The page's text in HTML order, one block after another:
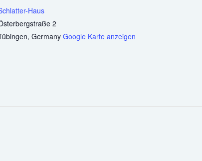
Haus
2
, Germany Google Karte anzeigen